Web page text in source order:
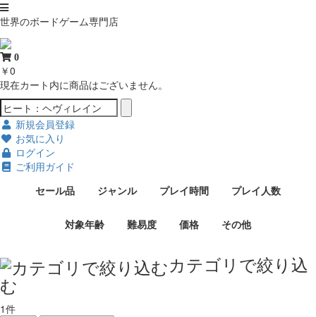
世界のボードゲーム専門店
0
￥0
現在カート内に商品はございません。
新規会員登録
お気に入り
ログイン
ご利用ガイド
セール品
ジャンル プレイ時間 プレイ人数
対象年齢 難易度 価格 その他
カテゴリで絞り込
む
1件